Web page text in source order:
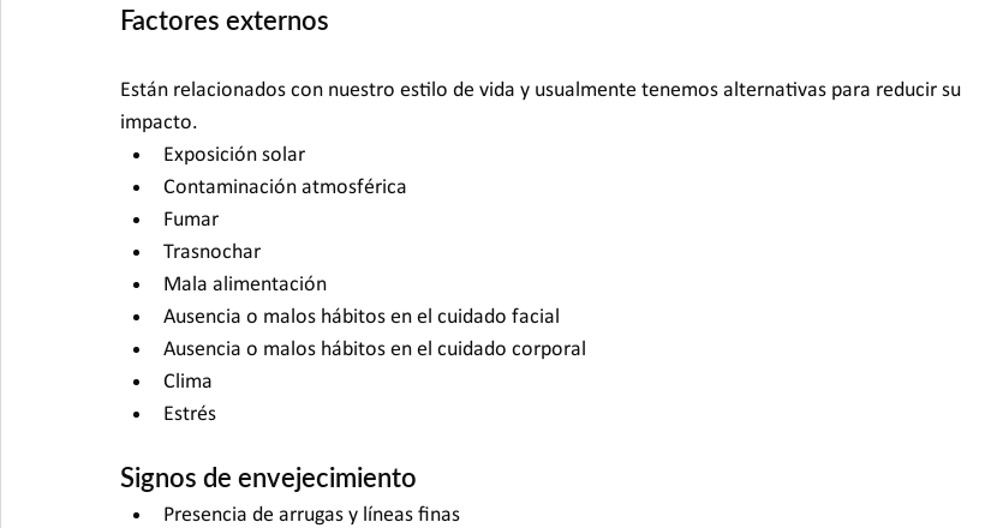
Factores externos
Están relacionados con nuestro estilo de vida y usualmente tenemos alternativas para reducir su
impacto.
Exposición solar
Contaminación atmosférica
Fumar
Trasnochar
Mala alimentación
Ausencia o malos hábitos en el cuidado facial
Ausencia o malos hábitos en el cuidado corporal
Clima
Estrés
Signos de envejecimiento
Presencia de arrugas y líneas finas